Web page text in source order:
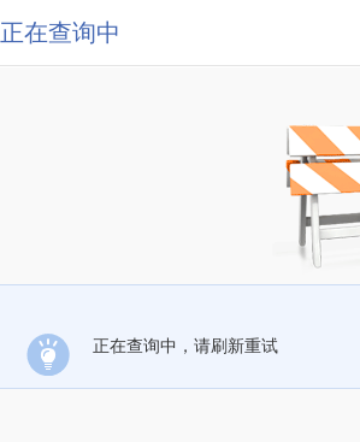
正在查询中
正在查询中，请刷新重试